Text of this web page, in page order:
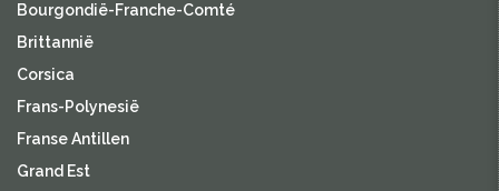
Bourgondië-Franche-Comté
Brittannië
Corsica
Frans-Polynesië
Franse Antillen
Grand Est